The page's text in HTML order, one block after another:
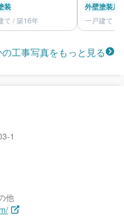
装
て / 築16年
外壁塗装屋
一戸建て /
の工事写真をもっと見る
1
他